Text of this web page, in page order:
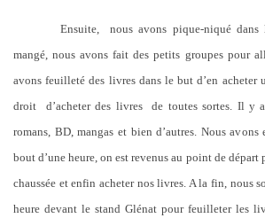
Ensuite, nous avons pique-niqué
mangé, nous avons fait des petits groupes pour
avons feuilleté des livres dans le but d’en
droit d’acheter des livres de toutes sortes. Il y
romans, BD, mangas et bien d’autres. Nous
bout d’une heure, on est revenus au point de départ
chaussée et enfin acheter nos livres. A la fin, nous
heure devant le stand Glénat pour feuilleter les